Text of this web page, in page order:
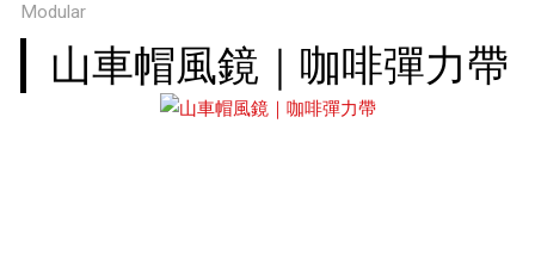
Modular
山車帽風鏡｜咖啡彈力帶